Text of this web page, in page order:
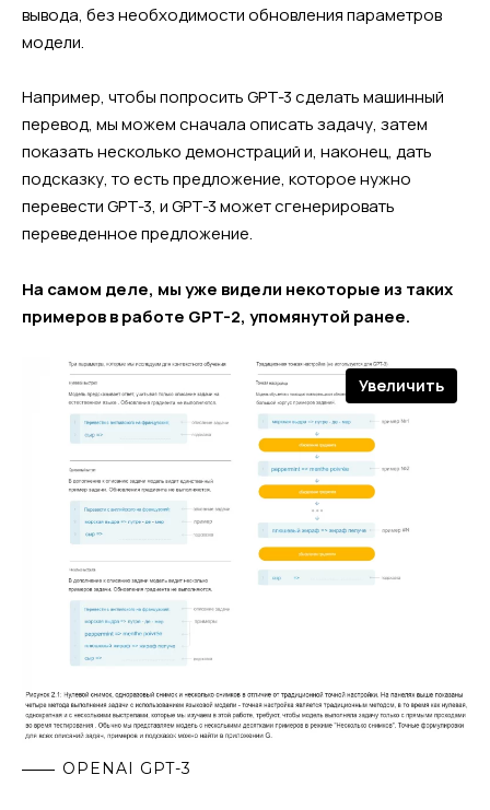
вывода, без необходимости обновления параметров
модели.
Например, чтобы попросить GPT-3 сделать машинный
перевод, мы можем сначала описать задачу, затем
показать несколько демонстраций и, наконец, дать
подсказку, то есть предложение, которое нужно
перевести GPT-3, и GPT-3 может сгенерировать
переведенное предложение.
На самом деле, мы уже видели некоторые из таких
примеров в работе GPT-2, упомянутой ранее.
Увеличить
OPENAI GPT-3